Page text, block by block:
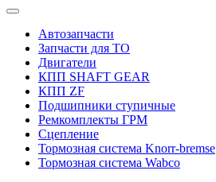
Автозапчасти
Запчасти для ТО
Двигатели
КПП SHAFT GEAR
КПП ZF
Подшипники ступичные
Ремкомплекты ГРМ
Сцепление
Тормозная система Knorr-bremse
Тормозная система Wabco